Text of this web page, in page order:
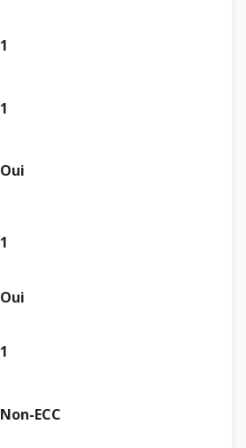
1
1
Oui
1
Oui
1
Non-ECC